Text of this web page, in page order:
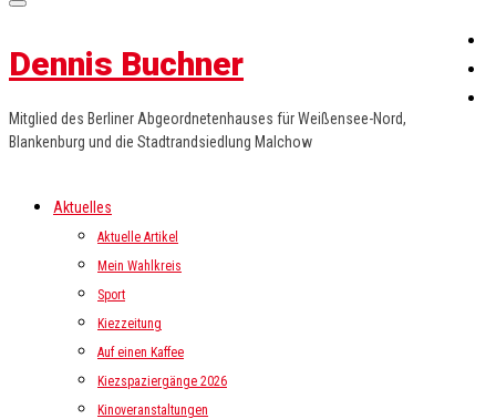
Dennis Buchner
Mitglied des Berliner Abgeordnetenhauses für Weißensee-Nord,
Blankenburg und die Stadtrandsiedlung Malchow
Aktuelles
Aktuelle Artikel
Mein Wahlkreis
Sport
Kiezzeitung
Auf einen Kaffee
Kiezspaziergänge 2026
Kinoveranstaltungen